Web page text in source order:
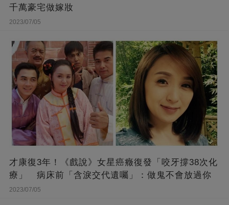
千萬豪宅做嫁妝
2023/07/05
才康復3年！《戲說》女星癌癥復發「咬牙撐38次化
療」 病床前「含淚交代遺囑」：做鬼不會放過你
2023/07/05